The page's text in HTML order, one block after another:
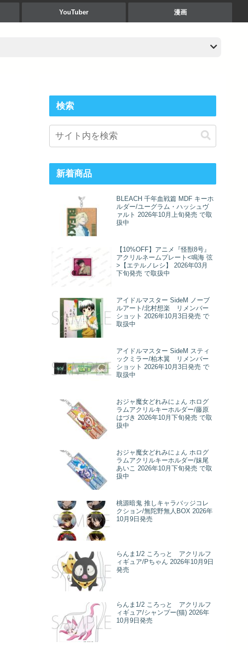
YouTuber 漫画
検索
新着商品
BLEACH 千年血戦篇 MDF キーホ
ルダー/ユーグラム・ハッシュヴ
ァルト 2026年10月上旬発売 で取
扱中
【10%OFF】アニメ『怪獣8号』
アクリルネームプレート<鳴海 弦
>【エテルノレシ】 2026年03月
下旬発売 で取扱中
アイドルマスター SideM ノーブ
ルアート/北村想楽 リメンバー
ショット 2026年10月3日発売 で
取扱中
アイドルマスター SideM スティ
ックミラー/柏木翼 リメンバー
ショット 2026年10月3日発売 で
取扱中
おジャ魔女どれみにょん ホログ
ラムアクリルキーホルダー/藤原
はづき 2026年10月下旬発売 で取
扱中
おジャ魔女どれみにょん ホログ
ラムアクリルキーホルダー/妹尾
あいこ 2026年10月下旬発売 で取
扱中
桃源暗鬼 推しキャラバッジコレ
クション/無陀野無人BOX 2026年
10月9日発売
らんま1/2 ころっと アクリルフ
ィギュア/Pちゃん 2026年10月9日
発売
らんま1/2 ころっと アクリルフ
ィギュア/シャンプー(猫) 2026年
10月9日発売